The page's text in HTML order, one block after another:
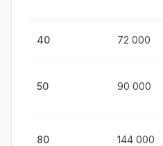
40 72 000
50 90 000
80 144 000